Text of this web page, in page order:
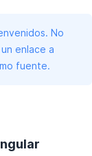
No
enlace a
fuente.